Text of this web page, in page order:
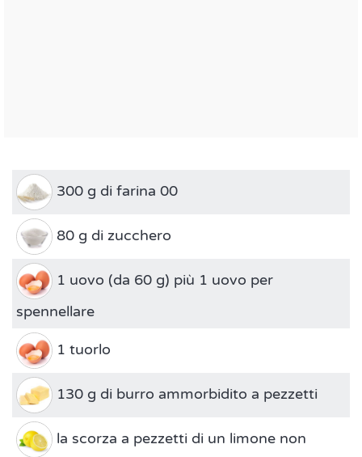
300 g di farina 00
80 g di zucchero
1 uovo (da 60 g) più 1 uovo per
spennellare
1 tuorlo
130 g di burro ammorbidito a pezzetti
la scorza a pezzetti di un limone non